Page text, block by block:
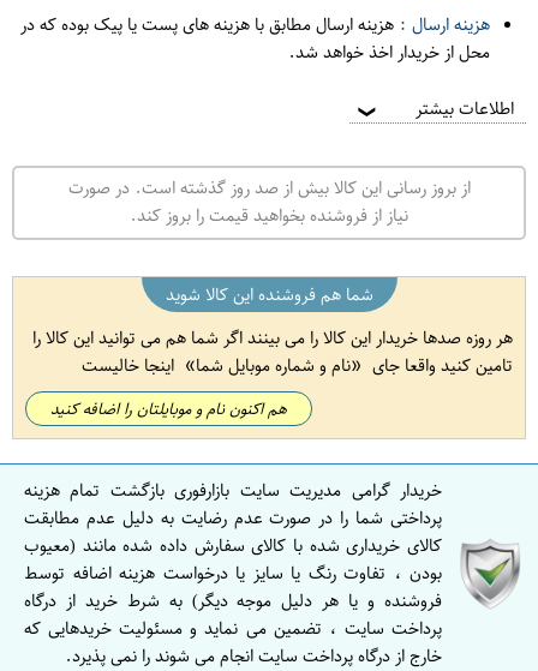
هزینه ارسال : هزینه ارسال مطابق با هزینه های پست یا پیک بوده که در
محل از خریدار اخذ خواهد شد.
اطلاعات بیشتر ❯
از بروز رسانی این کالا بیش از صد روز گذشته است. در صورت
نیاز از فروشنده بخواهید قیمت را بروز کند.
شما هم فروشنده این کالا شوید
هر روزه صدها خریدار این کالا را می بینند اگر شما هم می توانید این کالا را
تامین کنید واقعا جای
نام و شماره موبایل شما اینجا خالیست
هم اکنون نام و موبایلتان را اضافه کنید
خریدار گرامی مدیریت سایت بازارفوری بازگشت تمام هزینه
پرداختی شما را در صورت عدم رضایت به دلیل عدم مطابقت
کالای خریداری شده با کالای سفارش داده شده مانند (معیوب
بودن ، تفاوت رنگ یا سایز یا درخواست هزینه اضافه توسط
فروشنده و یا هر دلیل موجه دیگر) به شرط خرید از درگاه
پرداخت سایت ، تضمین می نماید و مسئولیت خریدهایی که
خارج از درگاه پرداخت سایت انجام می شوند را نمی پذیرد.